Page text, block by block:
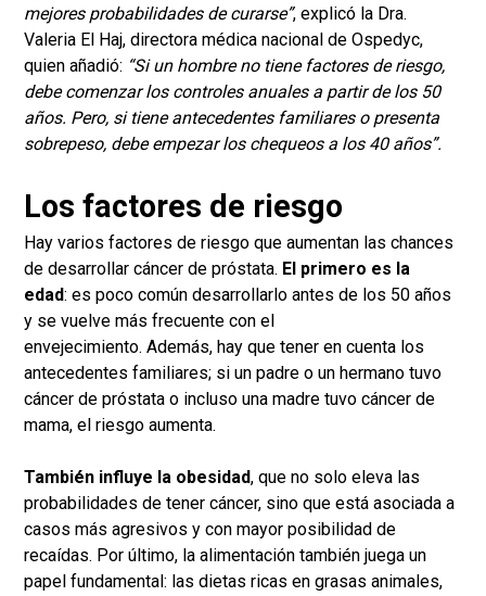
mejores probabilidades de curarse”, explicó la Dra.
Valeria El Haj, directora médica nacional de Ospedyc,
quien añadió: “Si un hombre no tiene factores de riesgo,
debe comenzar los controles anuales a partir de los 50
años. Pero, si tiene antecedentes familiares o presenta
sobrepeso, debe empezar los chequeos a los 40 años”.
Los factores de riesgo
Hay varios factores de riesgo que aumentan las chances
de desarrollar cáncer de próstata. El primero es la
edad: es poco común desarrollarlo antes de los 50 años
y se vuelve más frecuente con el
envejecimiento. Además, hay que tener en cuenta los
antecedentes familiares; si un padre o un hermano tuvo
cáncer de próstata o incluso una madre tuvo cáncer de
mama, el riesgo aumenta.
También influye la obesidad, que no solo eleva las
probabilidades de tener cáncer, sino que está asociada a
casos más agresivos y con mayor posibilidad de
recaídas. Por último, la alimentación también juega un
papel fundamental: las dietas ricas en grasas animales,